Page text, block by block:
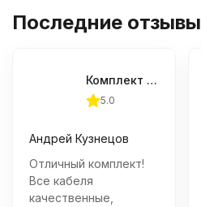
Последние отзывы
Комплект кабелей (адаптеров) LAUNCH OBD-I для сканеров X431 PRO/PAD, 12 шт
5.0
Андрей Кузнецов
Отличный комплект!
Все кабеля
качественные,